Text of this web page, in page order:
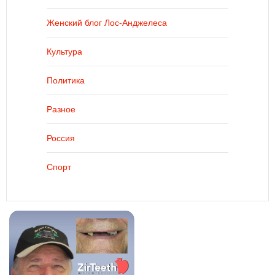
Женский блог Лос-Анджелеса
Культура
Политика
Разное
Россия
Спорт